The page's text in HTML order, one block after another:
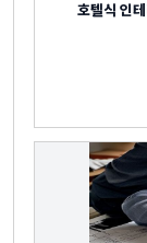
호텔식 인